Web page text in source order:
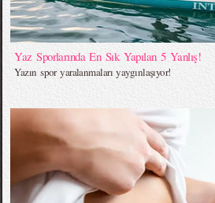
Yaz Sporlarında En Sık Yapılan 5 Yanlış!
Yazın spor yaralanmaları yaygınlaşıyor!